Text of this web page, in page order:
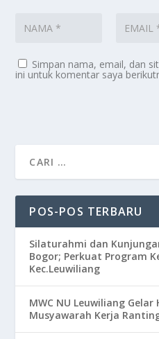
Simpan nama, email, dan
ini untuk komentar saya
POS-POS TERBARU
Silaturahmi dan
Bogor; Perkuat Program
Kec.Leuwiliang
MWC NU Leuwiliang
Musyawarah Kerja